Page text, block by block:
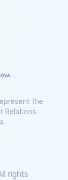
the
Relations
rights